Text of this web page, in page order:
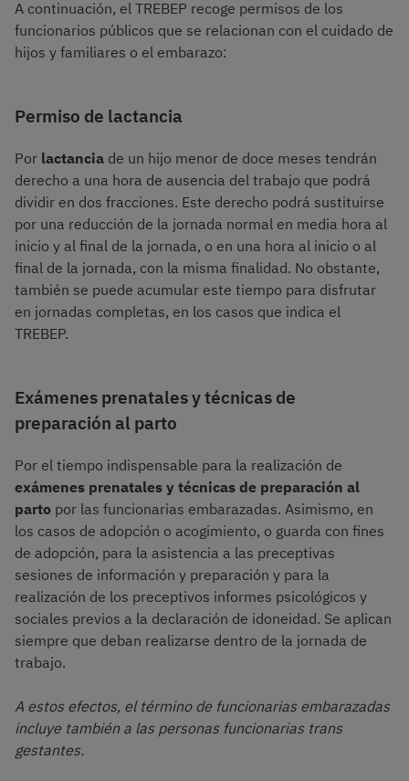
A continuación, el TREBEP recoge permisos de los
funcionarios públicos que se relacionan con el cuidado de
hijos y familiares o el embarazo:
Permiso de lactancia
Por lactancia de un hijo menor de doce meses tendrán
derecho a una hora de ausencia del trabajo que podrá
dividir en dos fracciones. Este derecho podrá sustituirse
por una reducción de la jornada normal en media hora al
inicio y al final de la jornada, o en una hora al inicio o al
final de la jornada, con la misma finalidad. No obstante,
también se puede acumular este tiempo para disfrutar
en jornadas completas, en los casos que indica el
TREBEP.
Exámenes prenatales y técnicas de
preparación al parto
Por el tiempo indispensable para la realización de
exámenes prenatales y técnicas de preparación al
parto por las funcionarias embarazadas. Asimismo, en
los casos de adopción o acogimiento, o guarda con fines
de adopción, para la asistencia a las preceptivas
sesiones de información y preparación y para la
realización de los preceptivos informes psicológicos y
sociales previos a la declaración de idoneidad. Se aplican
siempre que deban realizarse dentro de la jornada de
trabajo.
A estos efectos, el término de funcionarias embarazadas
incluye también a las personas funcionarias trans
gestantes.